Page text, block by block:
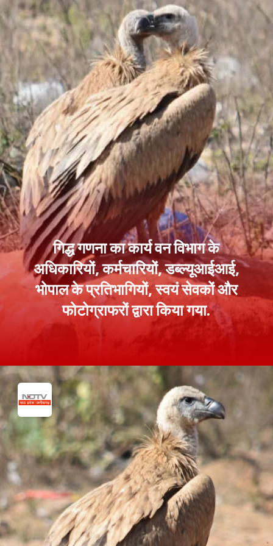
गिद्ध गणना का कार्य वन विभाग के
अधिकारियों, कर्मचारियों, डब्ल्यूआईआई,
भोपाल के प्रतिभागियों, स्वयं सेवकों और
फोटोग्राफरों द्वारा किया गया.